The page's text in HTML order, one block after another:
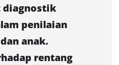
diagnostik
penilaian
anak.
rentang